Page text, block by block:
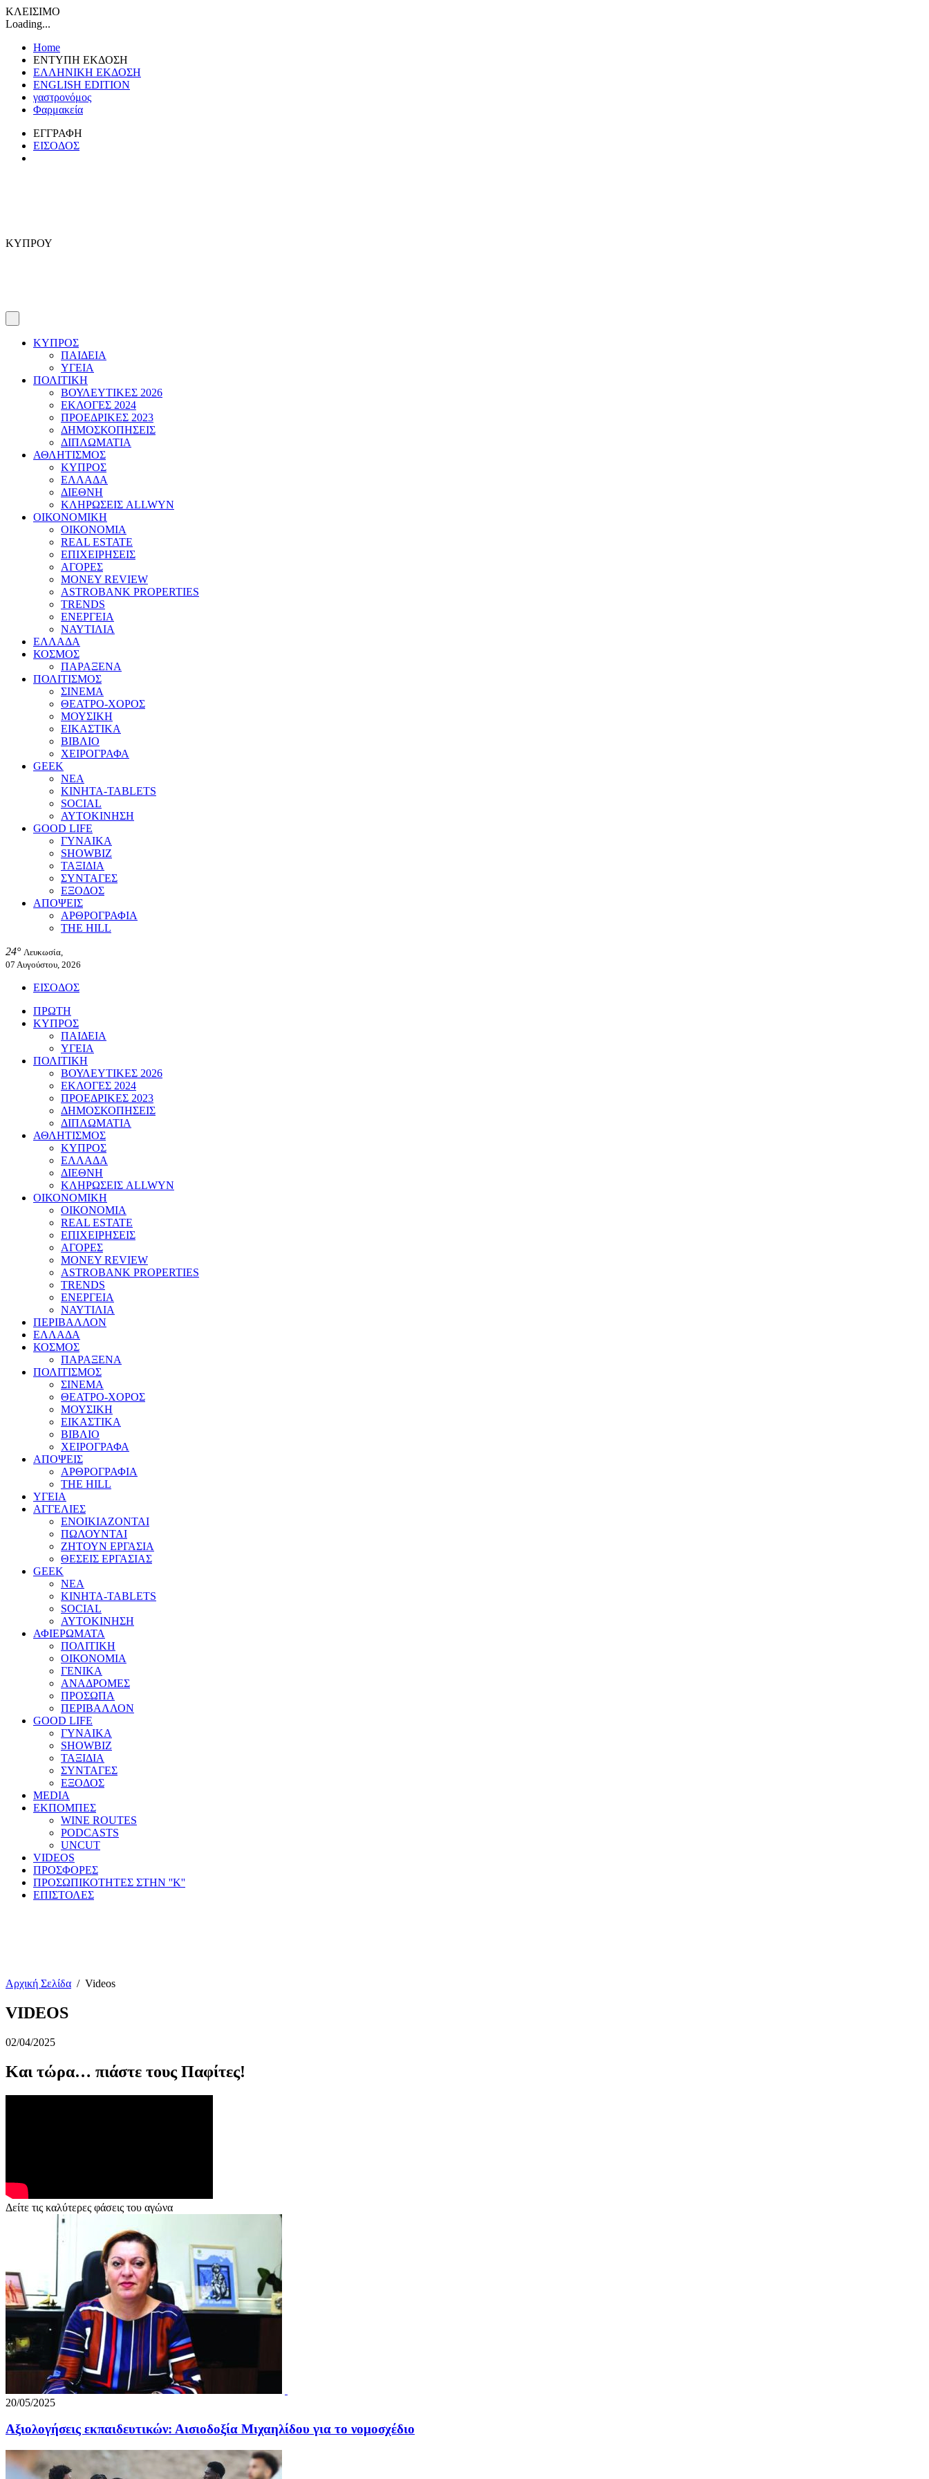
ΚΛΕΙΣΙΜΟ
Loading...
Home
ΕΝΤΥΠΗ ΕΚΔΟΣΗ
ΕΛΛΗΝΙΚΗ ΕΚΔΟΣΗ
ENGLISH EDITION
γαστρονόμος
Φαρμακεία
ΕΓΓΡΑΦΗ
ΕΙΣΟΔΟΣ
ΚΥΠΡΟΥ
ΚΥΠΡΟΣ
ΠΑΙΔΕΙΑ
ΥΓΕΙΑ
ΠΟΛΙΤΙΚΗ
ΒΟΥΛΕΥΤΙΚΕΣ 2026
ΕΚΛΟΓΕΣ 2024
ΠΡΟΕΔΡΙΚΕΣ 2023
ΔΗΜΟΣΚΟΠΗΣΕΙΣ
ΔΙΠΛΩΜΑΤΙΑ
ΑΘΛΗΤΙΣΜΟΣ
ΚΥΠΡΟΣ
ΕΛΛΑΔΑ
ΔΙΕΘΝΗ
ΚΛΗΡΩΣΕΙΣ ALLWYN
ΟΙΚΟΝΟΜΙΚΗ
ΟΙΚΟΝΟΜΙΑ
REAL ESTATE
ΕΠΙΧΕΙΡΗΣΕΙΣ
ΑΓΟΡΕΣ
MONEY REVIEW
ASTROBANK PROPERTIES
TRENDS
ΕΝΕΡΓΕΙΑ
ΝΑΥΤΙΛΙΑ
ΕΛΛΑΔΑ
ΚΟΣΜΟΣ
ΠΑΡΑΞΕΝΑ
ΠΟΛΙΤΙΣΜΟΣ
ΣΙΝΕΜΑ
ΘΕΑΤΡΟ-ΧΟΡΟΣ
ΜΟΥΣΙΚΗ
ΕΙΚΑΣΤΙΚΑ
ΒΙΒΛΙΟ
ΧΕΙΡΟΓΡΑΦΑ
GEEK
ΝΕΑ
ΚΙΝΗΤΑ-TABLETS
SOCIAL
ΑΥΤΟΚΙΝΗΣΗ
GOOD LIFE
ΓΥΝΑΙΚΑ
SHOWBIZ
ΤΑΞΙΔΙΑ
ΣΥΝΤΑΓΕΣ
ΕΞΟΔΟΣ
ΑΠΟΨΕΙΣ
ΑΡΘΡΟΓΡΑΦΙΑ
THE HILL
24° Λευκωσία,
07 Αυγούστου, 2026
ΕΙΣΟΔΟΣ
ΠΡΩΤΗ
ΚΥΠΡΟΣ
ΠΑΙΔΕΙΑ
ΥΓΕΙΑ
ΠΟΛΙΤΙΚΗ
ΒΟΥΛΕΥΤΙΚΕΣ 2026
ΕΚΛΟΓΕΣ 2024
ΠΡΟΕΔΡΙΚΕΣ 2023
ΔΗΜΟΣΚΟΠΗΣΕΙΣ
ΔΙΠΛΩΜΑΤΙΑ
ΑΘΛΗΤΙΣΜΟΣ
ΚΥΠΡΟΣ
ΕΛΛΑΔΑ
ΔΙΕΘΝΗ
ΚΛΗΡΩΣΕΙΣ ALLWYN
ΟΙΚΟΝΟΜΙΚΗ
ΟΙΚΟΝΟΜΙΑ
REAL ESTATE
ΕΠΙΧΕΙΡΗΣΕΙΣ
ΑΓΟΡΕΣ
MONEY REVIEW
ASTROBANK PROPERTIES
TRENDS
ΕΝΕΡΓΕΙΑ
ΝΑΥΤΙΛΙΑ
ΠΕΡΙΒΑΛΛΟΝ
ΕΛΛΑΔΑ
ΚΟΣΜΟΣ
ΠΑΡΑΞΕΝΑ
ΠΟΛΙΤΙΣΜΟΣ
ΣΙΝΕΜΑ
ΘΕΑΤΡΟ-ΧΟΡΟΣ
ΜΟΥΣΙΚΗ
ΕΙΚΑΣΤΙΚΑ
ΒΙΒΛΙΟ
ΧΕΙΡΟΓΡΑΦΑ
ΑΠΟΨΕΙΣ
ΑΡΘΡΟΓΡΑΦΙΑ
THE HILL
ΥΓΕΙΑ
ΑΓΓΕΛΙΕΣ
ΕΝΟΙΚΙΑΖΟΝΤΑΙ
ΠΩΛΟΥΝΤΑΙ
ΖΗΤΟΥΝ ΕΡΓΑΣΙΑ
ΘΕΣΕΙΣ ΕΡΓΑΣΙΑΣ
GEEK
ΝΕΑ
ΚΙΝΗΤΑ-TABLETS
SOCIAL
ΑΥΤΟΚΙΝΗΣΗ
ΑΦΙΕΡΩΜΑΤΑ
ΠΟΛΙΤΙΚΗ
ΟΙΚΟΝΟΜΙΑ
ΓΕΝΙΚΑ
ΑΝΑΔΡΟΜΕΣ
ΠΡΟΣΩΠΑ
ΠΕΡΙΒΑΛΛΟΝ
GOOD LIFE
ΓΥΝΑΙΚΑ
SHOWBIZ
ΤΑΞΙΔΙΑ
ΣΥΝΤΑΓΕΣ
ΕΞΟΔΟΣ
MEDIA
ΕΚΠΟΜΠΕΣ
WINE ROUTES
PODCASTS
UNCUT
VIDEOS
ΠΡΟΣΦΟΡΕΣ
ΠΡΟΣΩΠΙΚΟΤΗΤΕΣ ΣΤΗΝ ''Κ''
ΕΠΙΣΤΟΛΕΣ
Αρχική Σελίδα / Videos
VIDEOS
02/04/2025
Και τώρα… πιάστε τους Παφίτες!
Δείτε τις καλύτερες φάσεις του αγώνα
20/05/2025
Αξιολογήσεις εκπαιδευτικών: Αισιοδοξία Μιχαηλίδου για το νομοσχέδιο